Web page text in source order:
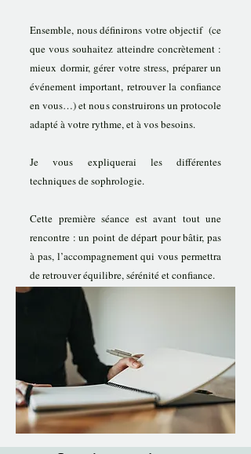
Ensemble, nous définirons votre objectif (ce
que vous souhaitez atteindre concrètement :
mieux dormir, gérer votre stress, préparer un
événement important, retrouver la confiance
en vous…) et nous construirons un protocole
adapté à votre rythme, et à vos besoins.
Je vous expliquerai les différentes
techniques de sophrologie.
Cette première séance est avant tout une
rencontre : un point de départ pour bâtir, pas
à pas, l’accompagnement qui vous permettra
de retrouver équilibre, sérénité et confiance.